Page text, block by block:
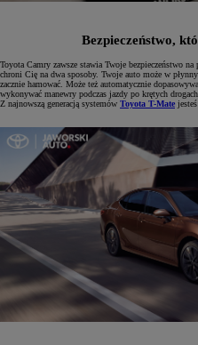
Bezpieczeństwo,
Toyota Camry zawsze stawia Twoje bezpieczeństwo
chroni Cię na dwa sposoby. Twoje auto może w
zacznie hamować. Może też automatycznie
wykonywać manewry podczas jazdy po krętych drogach.
Z najnowszą generacją systemów Toyota T-Mate